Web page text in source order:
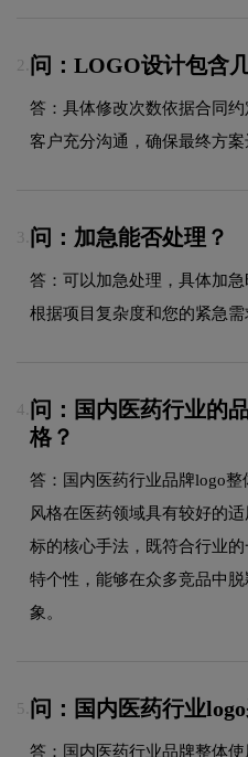
2. 问：LOGO设计包含
答：具体修改次数依据合同
客户充分沟通，确保最终方案
3. 问：加急能否处理？
答：可以加急处理，具体加
根据项目复杂度和您的紧急需
4. 问：国内医药行业的
格？
答：国内医药行业品牌logo
风格在医药领域具有较好的
标的核心手法，既符合行业
特个性，能够在众多竞品中
象。
5. 问：国内医药行业
答：国内医药行业品牌整体